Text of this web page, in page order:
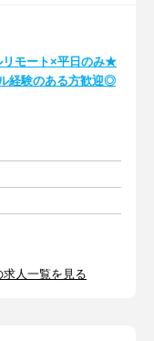
リモート×平日のみ★
経験のある方歓迎◎
人一覧を見る